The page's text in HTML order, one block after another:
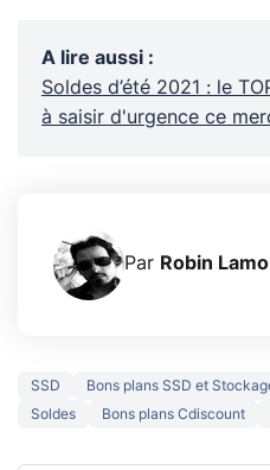
A lire aussi :
Soldes d’été 2021 : le
à saisir d'urgence ce
Par Robin
SSD Bons plans SSD et
Soldes
Bons plans Cdiscount